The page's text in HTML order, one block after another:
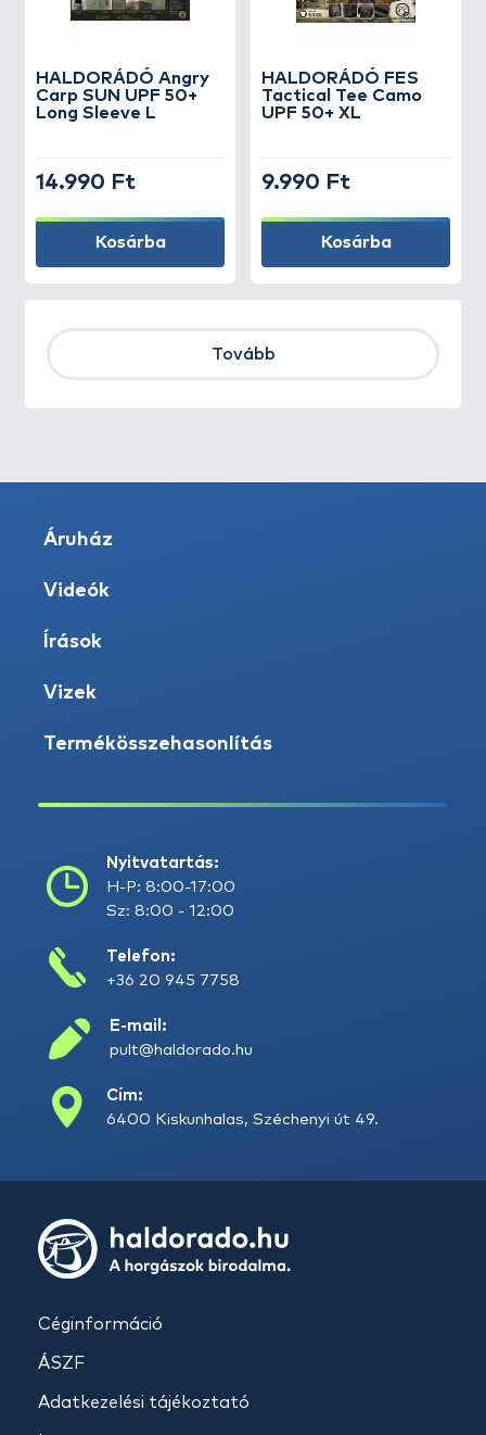
HALDORÁDÓ Angry
Carp SUN UPF 50+
Long Sleeve L
14.990 Ft
Kosárba
HALDORÁDÓ FES
Tactical Tee Camo
UPF 50+ XL
9.990 Ft
Kosárba
Tovább
Áruház
Videók
Írások
Vizek
Termékösszehasonlítás
Nyitvatartás:
H-P: 8:00-17:00
Sz: 8:00 - 12:00
Telefon:
+36 20 945 7758
E-mail:
pult@haldorado.hu
Cím:
6400 Kiskunhalas, Széchenyi út 49.
Céginformáció
ÁSZF
Adatkezelési tájékoztató